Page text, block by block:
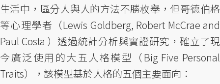
生活中，區分人與人的方法不勝枚舉，但哥德伯格
等心理學者（Lewis Goldberg, Robert McCrae and
Paul Costa ）透過統計分析與實證研究，確立了現
今廣泛使用的大五人格模型（Big Five Personal
Traits），該模型基於人格的五個主要面向：